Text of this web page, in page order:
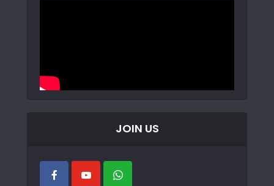
JOIN US